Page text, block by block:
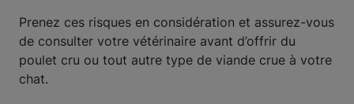
Prenez ces risques en considération et assurez-vous
de consulter votre vétérinaire avant d’offrir du
poulet cru ou tout autre type de viande crue à votre
chat.